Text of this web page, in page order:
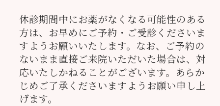
休診期間中にお薬がなくなる可能性のある
方は、お早めにご予約・ご受診くださいま
すようお願いいたします。なお、ご予約の
ないまま直接ご来院いただいた場合は、対
応いたしかねることがございます。あらか
じめご了承くださいますようお願い申し上
げます。